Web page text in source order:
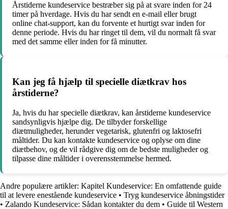
Årstiderne kundeservice bestræber sig på at svare inden for 24
timer på hverdage. Hvis du har sendt en e-mail eller brugt
online chat-support, kan du forvente et hurtigt svar inden for
denne periode. Hvis du har ringet til dem, vil du normalt få svar
med det samme eller inden for få minutter.
Kan jeg få hjælp til specielle diætkrav hos
årstiderne?
Ja, hvis du har specielle diætkrav, kan årstiderne kundeservice
sandsynligvis hjælpe dig. De tilbyder forskellige
diætmuligheder, herunder vegetarisk, glutenfri og laktosefri
måltider. Du kan kontakte kundeservice og oplyse om dine
diætbehov, og de vil rådgive dig om de bedste muligheder og
tilpasse dine måltider i overensstemmelse hermed.
Andre populære artikler: Kapitel Kundeservice: En omfattende guide
til at levere enestående kundeservice • Tryg kundeservice åbningstider
• Zalando Kundeservice: Sådan kontakter du dem • Guide til Western